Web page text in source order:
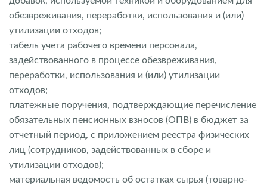
обезвреживания, переработки, использования и (или)
утилизации отходов;
табель учета рабочего времени персонала,
задействованного в процессе обезвреживания,
переработки, использования и (или) утилизации
отходов;
платежные поручения, подтверждающие перечисление
обязательных пенсионных взносов (ОПВ) в бюджет за
отчетный период, с приложением реестра физических
лиц (сотрудников, задействованных в сборе и
утилизации отходов);
материальная ведомость об остатках сырья (товарно-